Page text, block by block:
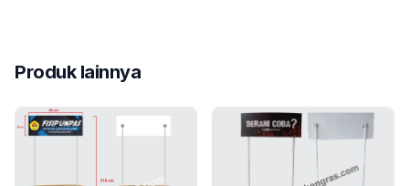
Kami memahami bahwa kebutuhan akan meja
Tidak hanya itu, kami juga memperhatikan kebutuhan
Dalam hal layanan pelanggan, kami berkomitmen
Kami percaya bahwaBackwall Portable (Lengkung)
Produk lainnya